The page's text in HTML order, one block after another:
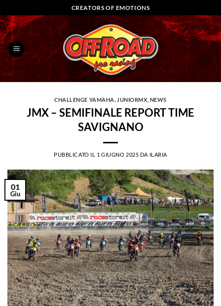
ai
contenuti
CREATORS OF EMOTIONS
CHALLENGE YAMAHA JUNIORMX NEWS
JMX – SEMIFINALE REPORT TIME
SAVIGNANO
PUBBLICATO IL 1 GIUGNO 2025 DA ILARIA
01
Giu